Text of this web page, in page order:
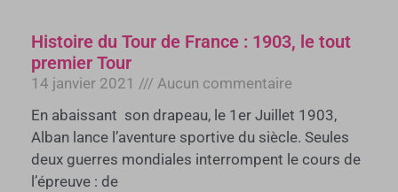
Histoire du Tour de France : 1903, le tout
premier Tour
14 janvier 2021
Aucun commentaire
En abaissant son drapeau, le 1er Juillet 1903,
Alban lance l’aventure sportive du siècle. Seules
deux guerres mondiales interrompent le cours de
l’épreuve : de